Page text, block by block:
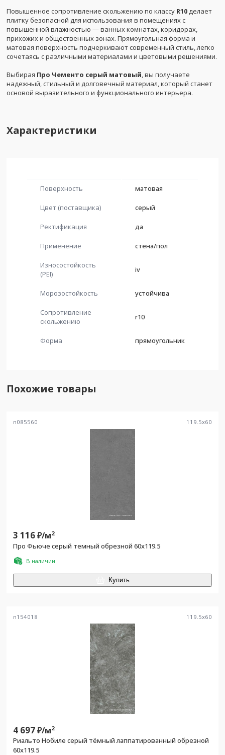
Повышенное сопротивление скольжению по классу R10делает
плитку безопасной для использования в помещениях с
повышенной влажностью — ванных комнатах, коридорах,
прихожих и общественных зонах. Прямоугольная форма и
матовая поверхность подчеркивают современный стиль, легко
сочетаясь с различными материалами и цветовыми решениями.
Выбирая Про Чементо серый матовый, вы получаете
надежный, стильный и долговечный материал, который станет
основой выразительного и функционального интерьера.
Характеристики
Поверхность матовая
Цвет (поставщика) серый
Ректификация да
Применение стена/пол
Износостойкость
(PEI)
iv
Морозостойкость устойчива
Сопротивление
скольжению
r10
Форма прямоугольник
Похожие товары
n085560 119.5x60
3 116₽/м2
Про Фьюче серый темный обрезной 60x119.5
В наличии
Купить
n154018 119.5x60
4 697₽/м2
Риальто Нобиле серый тёмный лаппатированный обрезной
60x119.5